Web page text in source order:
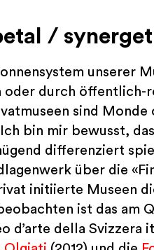
/
unserer
oder durch
sind
bin mir bewusst,
differenziert
über die
initiierte Museen
ist das am
d’arte della Svizzera